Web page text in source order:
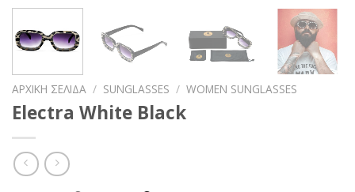
ΑΡΧΙΚΉ ΣΕΛΊΔΑ / SUNGLASSES / WOMEN SUNGLASSES
Electra White Black